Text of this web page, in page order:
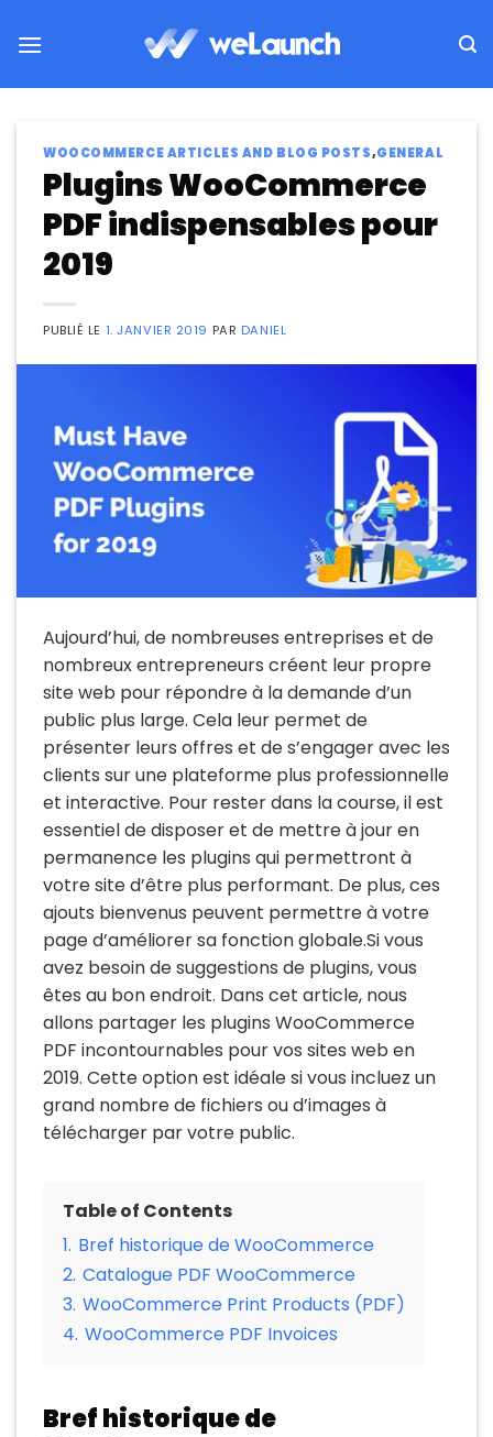
au
WOOCOMMERCE ARTICLES AND BLOG POSTS,GENERAL
Plugins WooCommerce
PDF indispensables pour
2019
PUBLIÉ LE 1. JANVIER 2019 PAR DANIEL
Aujourd’hui, de nombreuses entreprises et de
nombreux entrepreneurs créent leur propre
site web pour répondre à la demande d’un
public plus large. Cela leur permet de
présenter leurs offres et de s’engager avec les
clients sur une plateforme plus professionnelle
et interactive. Pour rester dans la course, il est
essentiel de disposer et de mettre à jour en
permanence les plugins qui permettront à
votre site d’être plus performant. De plus, ces
ajouts bienvenus peuvent permettre à votre
page d’améliorer sa fonction globale.Si vous
avez besoin de suggestions de plugins, vous
êtes au bon endroit. Dans cet article, nous
allons partager les plugins WooCommerce
PDF incontournables pour vos sites web en
2019. Cette option est idéale si vous incluez un
grand nombre de fichiers ou d’images à
télécharger par votre public.
Table of Contents
1. Bref historique de WooCommerce
2. Catalogue PDF WooCommerce
3. WooCommerce Print Products (PDF)
4. WooCommerce PDF Invoices
Bref historique de